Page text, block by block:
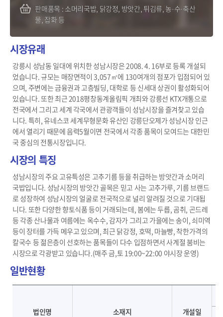
판매품목 : 소머리국밥, 닭강정, 방앗간, 튀김류, 농·수·축산
물, 잡화 등
시장유래
강릉시 성남동 일대에 위치한 성남시장은 2008. 4. 16부로 등록 개설되
었습니다. 규모는 매장면적이 3,057㎡에 130여개의 점포가 입점되어 있
으며, 주변에는 금융권과 고층빌딩, 대학로 등 신세대 상권이 활성화되어
있습니다. 또한 최근 2018평창동계올림픽 개최와 강릉선 KTX개통으로
전국에서 그리고 세계 각국에서 관광객들이 성남시장을 즐겨찾고 있습
니다. 특히, 유네스코 세계무형문화 유산인 강릉단오제가 성남시장 인근
에서 열리기 때문에 음력5월이면 전국에서 각종 품목이 모여드는 대한민
국 중심의 전통시장입니다.
시장의 특징
성남시장의 주요 고유특성은 고추기름 등을 취급하는 방앗간과 소머리
국밥입니다. 성남시장의 방앗간 골목은 믿고 사는 고추가루, 기름 브랜드
로 성장하여 성남시장의 얼굴로 전국적으로 널리 알려질 것으로 기대됩
니다. 또한 다양한 향토식품 등이 거래되는데, 봄에는 두릅, 곰취, 곤드레
등 각종 산나물과 여름에는 옥수수, 감자가 그리고 가을에는 송이, 쇠미역
등이 장터를 가득 메우고 있으며, 최근 닭강정, 호떡, 마늘빵, 착한가격의
칼국수 등 젊은층이 선호하는 품목들이 다수 입점하면서 사계절 붐비는
시장으로 각광받고 있습니다.(매주 금,토 19:00~22:00 야시장 운영)
일반현황
법인명 소재지
개설일